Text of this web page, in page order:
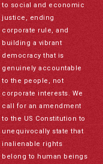
to social and economic
justice, ending
corporate rule, and
building a vibrant
democracy that is
genuinely accountable
to the people, not
corporate interests. We
call for an amendment
to the US Constitution to
unequivocally state that
inalienable rights
belong to human beings